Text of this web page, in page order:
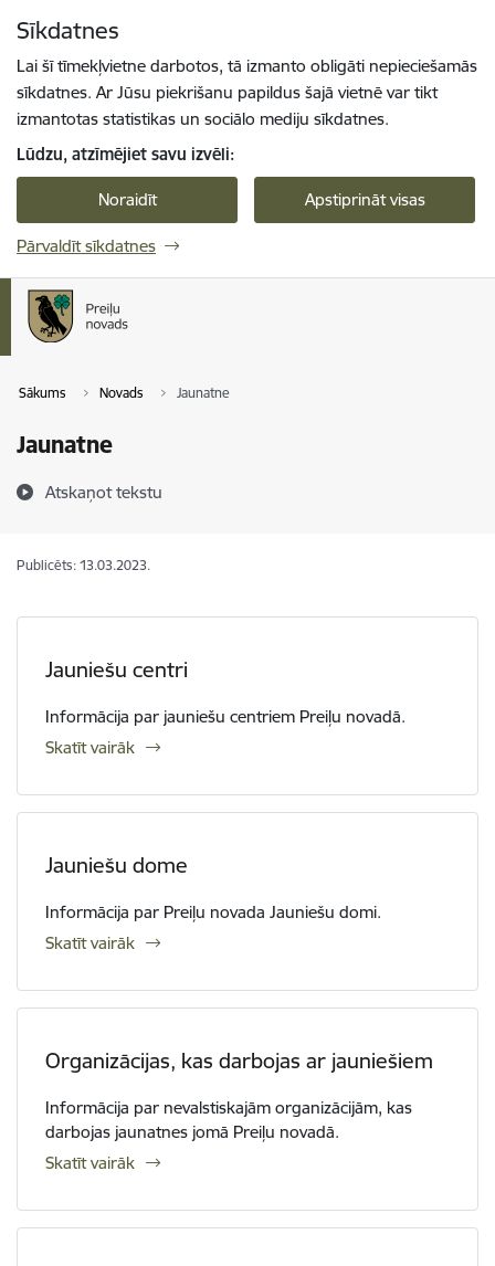
Sīkdatnes
Lai šī tīmekļvietne darbotos, tā izmanto obligāti nepieciešamās
sīkdatnes. Ar Jūsu piekrišanu papildus šajā vietnē var tikt
izmantotas statistikas un sociālo mediju sīkdatnes.
Lūdzu, atzīmējiet savu izvēli:
Noraidīt Apstiprināt visas
Pārvaldīt sīkdatnes
Sākums Novads Jaunatne
Jaunatne
Atskaņot tekstu
Publicēts: 13.03.2023.
Jauniešu centri
Informācija par jauniešu centriem Preiļu novadā.
Skatīt vairāk
Jauniešu dome
Informācija par Preiļu novada Jauniešu domi.
Skatīt vairāk
Organizācijas, kas darbojas ar jauniešiem
Informācija par nevalstiskajām organizācijām, kas
darbojas jaunatnes jomā Preiļu novadā.
Skatīt vairāk